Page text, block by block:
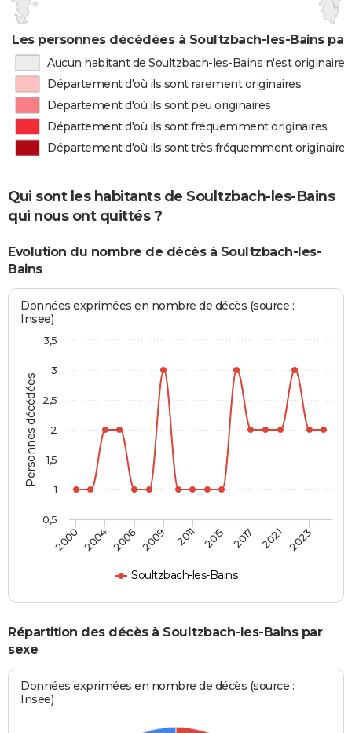
Les personnes décédées à Soultzbach-les-Bains
Aucun habitant de Soultzbach-les-Bains n'est originaire
Département d'où ils sont rarement originaires
Département d'où ils sont peu originaires
Département d'où ils sont fréquemment originaires
Département d'où ils sont très fréquemment originaires
Qui sont les habitants de Soultzbach-les-Bains
qui nous ont quittés ?
Evolution du nombre de décès à Soultzbach-les-
Bains
Personnes décédées
Données exprimées en nombre de décès (source :
Insee)
Soultzbach-les-Bains
2000 2004 2006 2009 2011 2015 2017 2021 2023
0,5
1
1,5
2
2,5
3
3,5
Répartition des décès à Soultzbach-les-Bains par
sexe
Données exprimées en nombre de décès (source :
Insee)